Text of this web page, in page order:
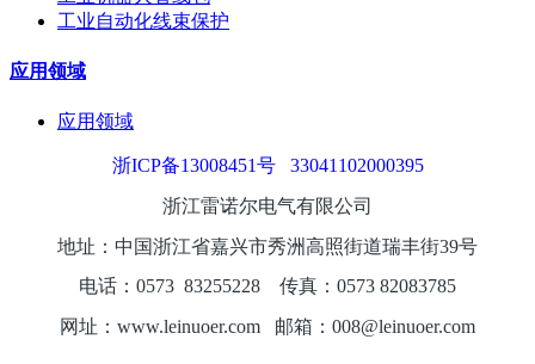
工业自动化线束保护
应用领域
应用领域
浙ICP备13008451号
33041102000395
浙江雷诺尔电气有限公司
地址：中国浙江省嘉兴市秀洲高照街道瑞丰街39号
电话：0573 83255228
传真：0573 82083785
网址：www.leinuoer.com 邮箱：008@leinuoer.com